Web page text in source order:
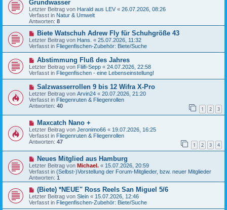
i
t
r
a
g
u
e
r
B
e
t
r
a
g
Grundwasser
Letzter Beitrag von Harald aus LEV « 26.07.2026, 08:26
Verfasst in Natur & Umwelt
Antworten: 8
N
e
u
B
e
i
t
a
g
Biete Watschuh Adrew Fly für Schuhgröße 43
Letzter Beitrag von Hans. « 25.07.2026, 11:32
Verfasst in Fliegenfischen-Zubehör: Biete/Suche
N
e
u
B
e
i
t
a
g
Abstimmung Fluß des Jahres
Letzter Beitrag von Fliifi-Sepp « 24.07.2026, 22:58
Verfasst in Fliegenfischen - eine Lebenseinstellung!
N
e
u
e
B
i
t
r
g
Salzwasserrollen 9 bis 12 Wifra X-Pro
Letzter Beitrag von Arvin24 « 20.07.2026, 21:20
Verfasst in Fliegenruten & Fliegenrollen
Antworten: 40 1 2 3
N
e
u
e
r
B
e
i
t
r
a
g
Maxcatch Nano +
Letzter Beitrag von Jeronimo66 « 19.07.2026, 16:25
Verfasst in Fliegenruten & Fliegenrollen
Antworten: 47 1 2 3 4
N
e
u
e
r
B
e
i
t
Neues Mitglied aus Hamburg
Letzter Beitrag von Michael. « 15.07.2026, 20:59
Verfasst in (Selbst-)Vorstellung der Forum-Mitglieder, bzw. neuer Mitglieder
Antworten: 1
N
e
u
e
(Biete) *NEUE" Ross Reels San Miguel 5/6
Letzter Beitrag von Slein « 15.07.2026, 12:46
Verfasst in Fliegenfischen-Zubehör: Biete/Suche